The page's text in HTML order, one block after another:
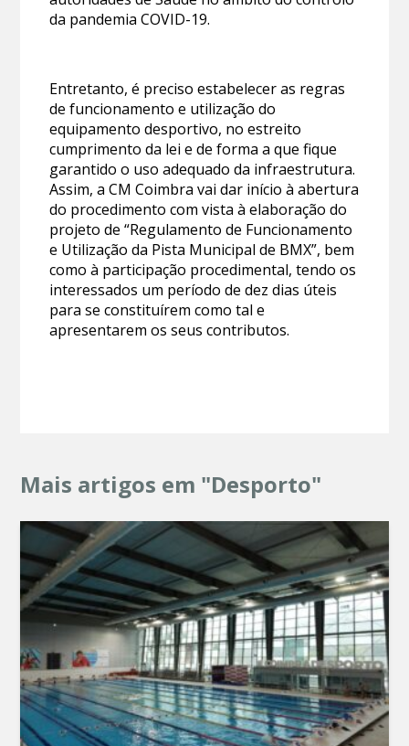
da pandemia COVID-19.
Entretanto, é preciso estabelecer as regras
de funcionamento e utilização do
equipamento desportivo, no estreito
cumprimento da lei e de forma a que fique
garantido o uso adequado da infraestrutura.
Assim, a CM Coimbra vai dar início à abertura
do procedimento com vista à elaboração do
projeto de “Regulamento de Funcionamento
e Utilização da Pista Municipal de BMX”, bem
como à participação procedimental, tendo os
interessados um período de dez dias úteis
para se constituírem como tal e
apresentarem os seus contributos.
Mais artigos em "Desporto"